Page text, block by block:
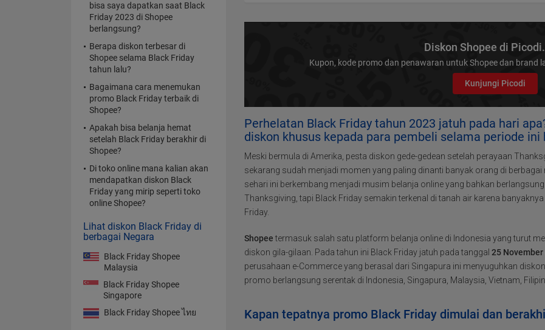
Diskon Shopee di
Kupon, kode promo dan penawaran untuk Shopee dan brand
Kunjungi Picodi
Perhelatan Black Friday tahun 2023 jatuh pada hari
diskon khusus kepada para pembeli selama periode ini
Meski bermula di Amerika, pesta diskon gede-gedean setelah perayaan
sekarang sudah menjadi momen yang paling dinanti banyak orang di
sehari ini berkembang menjadi musim belanja online yang bahkan
Thanksgiving, tapi Black Friday semakin terkenal di tanah air karena
Friday.
Shopee termasuk salah satu platform belanja online di Indonesia yang turut
diskon gila-gilaan. Pada tahun ini Black Friday jatuh pada tanggal 25 November
perusahaan e-Commerce yang berasal dari Singapura ini menyuguhkan
promo berlangsung serentak di Indonesia, Singapura, Malaysia, Vietnam,
Kapan tepatnya promo Black Friday dimulai dan
bisa saya dapatkan saat Black
Friday 2023 di Shopee
berlangsung?
Berapa diskon terbesar di
Shopee selama Black Friday
tahun lalu?
Bagaimana cara menemukan
promo Black Friday terbaik di
Shopee?
Apakah bisa belanja hemat
setelah Black Friday berakhir di
Shopee?
Di toko online mana kalian akan
mendapatkan diskon Black
Friday yang mirip seperti toko
online Shopee?
Lihat diskon Black Friday di
berbagai Negara
Black Friday Shopee
Malaysia
Black Friday Shopee
Singapore
Black Friday Shopee ไทย